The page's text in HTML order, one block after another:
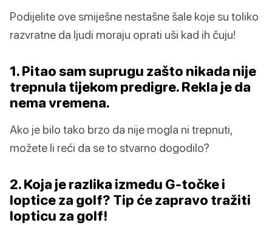
Podijelite ove smiješne nestašne šale koje su toliko
razvratne da ljudi moraju oprati uši kad ih čuju!
1. Pitao sam suprugu zašto nikada nije
trepnula tijekom predigre. Rekla je da
nema vremena.
Ako je bilo tako brzo da nije mogla ni trepnuti,
možete li reći da se to stvarno dogodilo?
2. Koja je razlika između G-točke i
loptice za golf? Tip će zapravo tražiti
lopticu za golf!